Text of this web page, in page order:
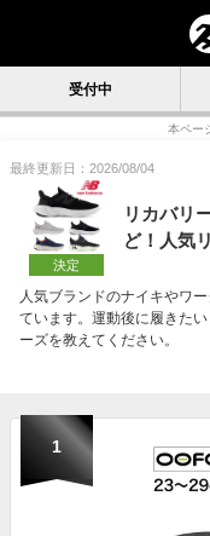
受付中
本ペー
最終更新日：2026/08/04
決定
リカバリ
ど！人気
人気ブランドのナイキやワ
ています。運動後に履きた
ーズを教えてください。
1